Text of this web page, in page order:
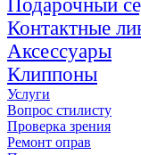
Подарочный
Контактные
Аксессуары
Клиппоны
Услуги
Вопрос стилисту
Проверка зрения
Ремонт оправ